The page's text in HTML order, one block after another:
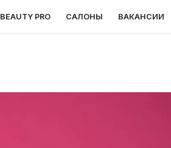
BEAUTY PRO САЛОНЫ ВАКАНСИИ